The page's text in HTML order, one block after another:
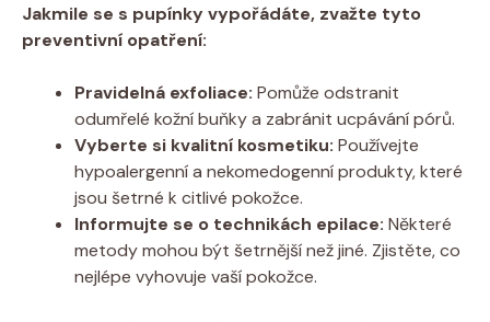
Jakmile ⁤se s pupínky ‌vypořádáte,‍ zvažte tyto
preventivní opatření:
Pravidelná exfoliace: Pomůže odstranit
odumřelé kožní‌ buňky a zabránit ucpávání pórů.
Vyberte si ​kvalitní kosmetiku: Používejte
hypoalergenní a nekomedogenní produkty, které
⁢jsou⁤ šetrné k citlivé pokožce.
Informujte se o technikách‍ epilace: Některé
⁢metody‍ mohou‍ být šetrnější než​ jiné. Zjistěte, co
nejlépe vyhovuje vaší pokožce.